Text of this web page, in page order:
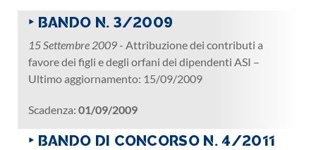
‣ BANDO N. 3/2009
15 Settembre 2009- Attribuzione dei contributi a
favore dei figli e degli orfani dei dipendenti ASI –
Ultimo aggiornamento: 15/09/2009
Scadenza: 01/09/2009
‣ BANDO DI CONCORSO N. 4/2011